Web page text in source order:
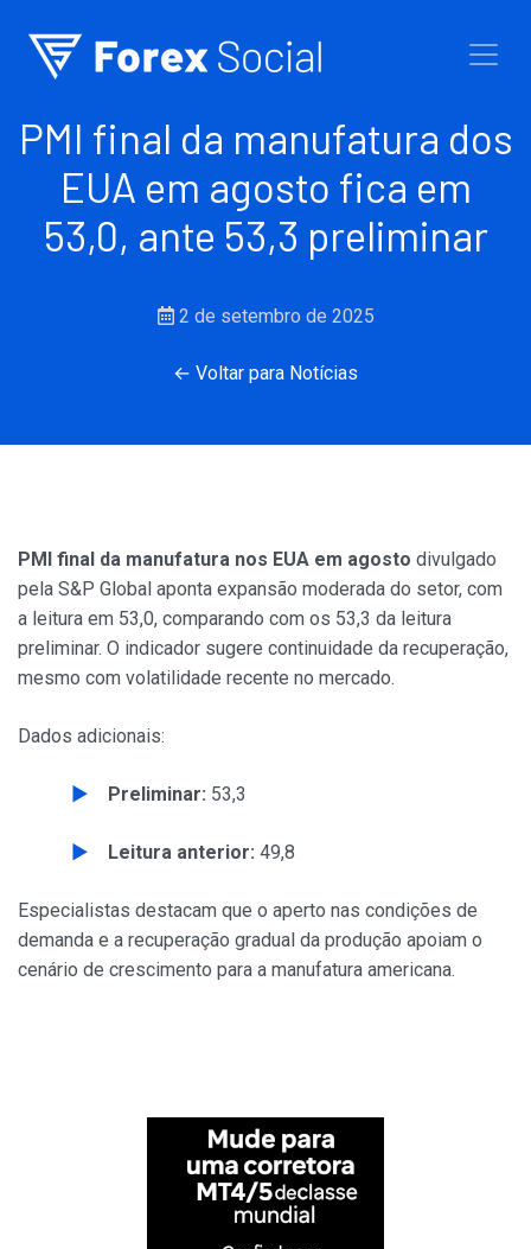
PMI final da manufatura dos
EUA em agosto fica em
53,0, ante 53,3 preliminar
2 de setembro de 2025
← Voltar para Notícias
PMI final da manufatura nos EUA em agosto divulgado
pela S&P Global aponta expansão moderada do setor, com
a leitura em 53,0, comparando com os 53,3 da leitura
preliminar. O indicador sugere continuidade da recuperação,
mesmo com volatilidade recente no mercado.
Dados adicionais:
Preliminar: 53,3
Leitura anterior: 49,8
Especialistas destacam que o aperto nas condições de
demanda e a recuperação gradual da produção apoiam o
cenário de crescimento para a manufatura americana.